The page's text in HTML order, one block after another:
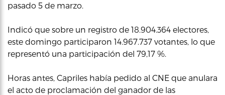
pasado 5 de marzo.
Indicó que sobre un registro de 18.904.364 electores,
este domingo participaron 14.967.737 votantes, lo que
representó una participación del 79,17 %.
Horas antes, Capriles había pedido al CNE que anulara
el acto de proclamación del ganador de las